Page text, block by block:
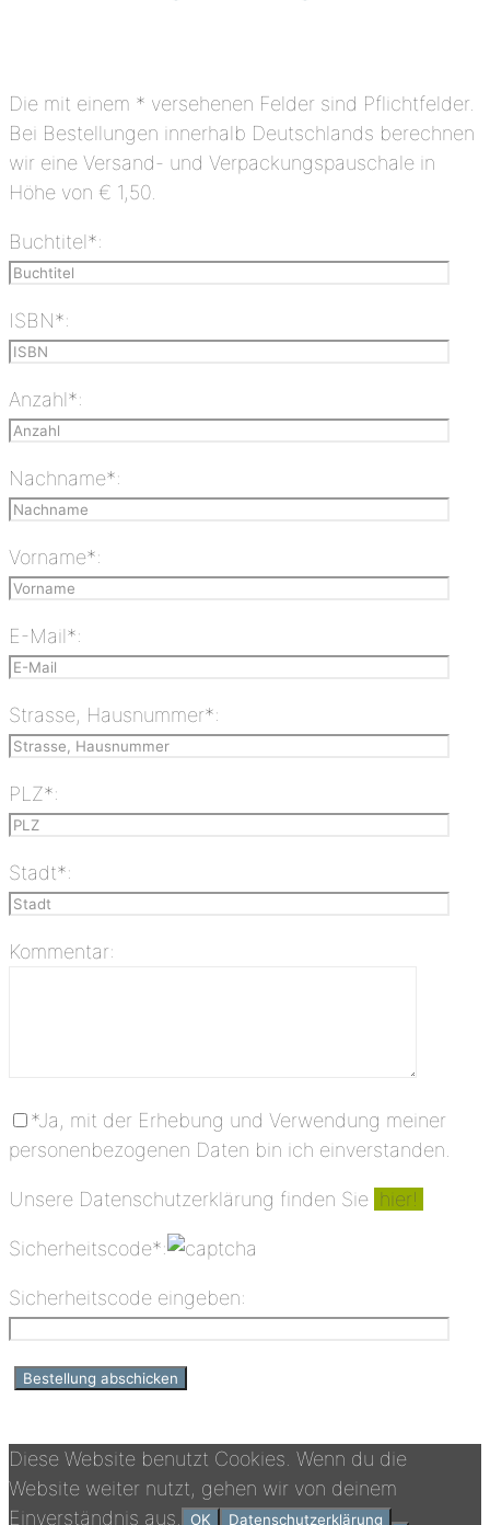
Die mit einem * versehenen Felder sind Pflichtfelder.
Bei Bestellungen innerhalb Deutschlands berechnen
wir eine Versand- und Verpackungspauschale in
Höhe von € 1,50.
Buchtitel*:
ISBN*:
Anzahl*:
Nachname*:
Vorname*:
E-Mail*:
Strasse, Hausnummer*:
PLZ*:
Stadt*:
Kommentar:
*Ja, mit der Erhebung und Verwendung meiner
personenbezogenen Daten bin ich einverstanden.
Unsere Datenschutzerklärung finden Sie hier!
Sicherheitscode*:
Sicherheitscode eingeben:
Diese Website benutzt Cookies. Wenn du die
Website weiter nutzt, gehen wir von deinem
Einverständnis aus.
OK Datenschutzerklärung